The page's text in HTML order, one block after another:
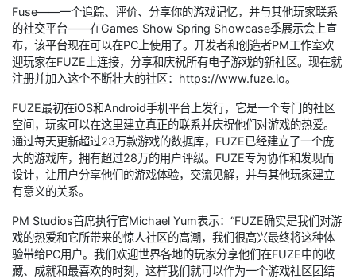
Fuse——一个追踪、评价、分享你的游戏记忆，并与其他玩家联系
的社交平台——在Games Show Spring Showcase季展示会上宣
布，该平台现在可以在PC上使用了。开发者和创造者PM工作室欢
迎玩家在FUZE上连接，分享和庆祝所有电子游戏的新社区。现在就
注册并加入这个不断壮大的社区：https://www.fuze.io。
FUZE最初在iOS和Android手机平台上发行，它是一个专门的社区
空间，玩家可以在这里建立真正的联系并庆祝他们对游戏的热爱。
通过每天更新超过23万款游戏的数据库，FUZE已经建立了一个庞
大的游戏库，拥有超过28万的用户评级。FUZE专为协作和发现而
设计，让用户分享他们的游戏体验，交流见解，并与其他玩家建立
有意义的关系。
PM Studios首席执行官Michael Yum表示：“FUZE确实是我们对游
戏的热爱和它所带来的惊人社区的高潮，我们很高兴最终将这种体
验带给PC用户。我们欢迎世界各地的玩家分享他们在FUZE中的收
藏、成就和最喜欢的时刻，这样我们就可以作为一个游戏社区团结